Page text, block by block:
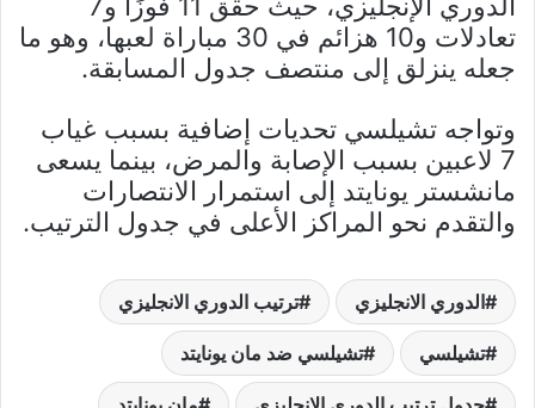
تعادلات و10 هزائم في 30 مباراة لعبها، وهو ما
جعله ينزلق إلى منتصف جدول المسابقة.
وتواجه تشيلسي تحديات إضافية بسبب غياب
7 لاعبين بسبب الإصابة والمرض، بينما يسعى
مانشستر يونايتد إلى استمرار الانتصارات
والتقدم نحو المراكز الأعلى في جدول الترتيب.
الدوري الانجليزي ترتيب الدوري الانجليزي
تشيلسي تشيلسي ضد مان يونايتد